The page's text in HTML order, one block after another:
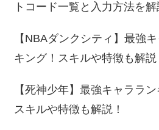
トコード一覧と入力方法を解
【NBAダンクシティ】最強
キング！スキルや特徴も解説
【死神少年】最強キャララン
スキルや特徴も解説！